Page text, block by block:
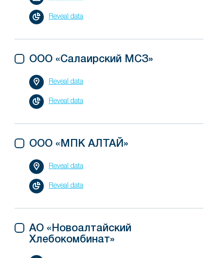
Reveal data
ООО «Салаирский МСЗ»
Reveal data
Reveal data
ООО «МПК АЛТАЙ»
Reveal data
Reveal data
АО «Новоалтайский
Хлебокомбинат»